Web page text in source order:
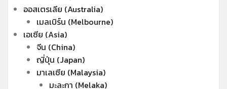
ออสเตรเลีย (Australia)
เมลเบิร์น (Melbourne)
เอเซีย (Asia)
จีน (China)
ญี่ปุ่น (Japan)
มาเลเซีย (Malaysia)
มะละกา (Melaka)